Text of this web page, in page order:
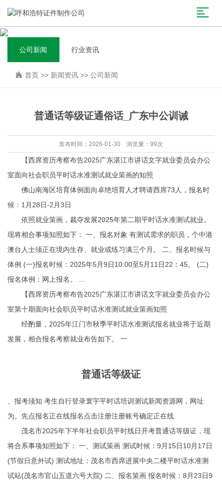
公司新闻 行业资讯
首页 >> 新闻资讯 >> 公司新闻
普通话等级证通俗话_广东中公训诫
发布时间：2026-01-30 浏览量：99次
【西席资历考察布告2025广东湛江市讲话文字就业委员会办公
室面向社会职员平时话水准测试就业策画的知照
佛山南海区培育体例面向卓绝培育人才聘请西席73人，报名时
候：1月28日-2月3日
依照就业策画，裁夺发展2025年第二期平时话水准测试就业。
现将相合事项知照如下： 一、报名对象 有测试需求的职员，个中港
澳台人士须正在境内生存、就业或练习满三个月。 二、报名时候与
体例 (一)报名时候：2025年5月9日10:00至5月11日22：45。 (二)
报名体例：网上报名。 ...
【西席资历考察布告2025广东湛江市讲话文字就业委员会办公
室第十期面向社会职员平时话水准测试就业策画知照
经酌量，2025年江门市秋季平时话水准测试报名就业将于近期
发展，相合报名考察就业布告如下。 一
普通话等级证
、报考须知 考生自行登录寰宇平时话培训测试新闻资源网，网址
为。先点报名正在线报名点击注册注册账号确定正在线
茂名市2025年下半年社会职员平时线日开考普通话等级证，现
将合系事项知照如下： 一、测试策画 测试时候：9月15日10月17日
(节假日意外试) 测试地址：茂名市西席进展中央二楼平时话水准测
试站(茂名市官山五道六号大院) 二、报名策画 报名时候：8月23日9